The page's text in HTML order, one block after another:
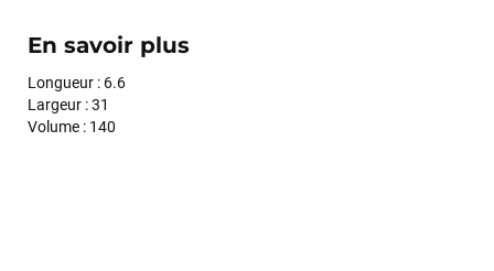
En savoir plus
Longueur : 6.6
Largeur : 31
Volume : 140